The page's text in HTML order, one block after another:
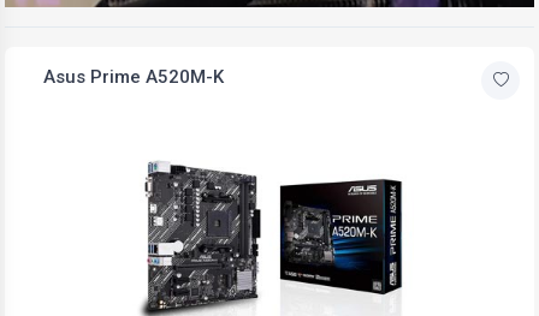
Asus Prime A520M-K